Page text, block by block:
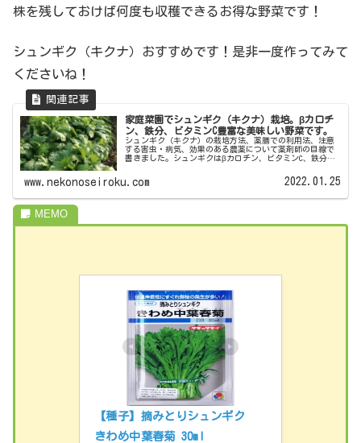
株を残しておけば何度も収穫できるお得な野菜です！
シュンギク（キクナ）おすすめです！是非一度作ってみて
くださいね！
家庭菜園でシュンギク（キクナ）栽培。βカロチ
ン、鉄分、ビタミンC豊富な美味しい野菜です。
シュンギク（キクナ）の栽培方法、薬膳での利用法、注意
する害虫・病気、効果のある農薬について薬剤師の目線で
書きました。シュンギクはβカロチン、ビタミンC、鉄分が
る方に何かヒントになれば幸いです。どうぞよろしくお願
いします。
www.nekonoseiroku.com 2022.01.25
【種子】摘みとりシュンギク
きわめ中葉春菊 30ml